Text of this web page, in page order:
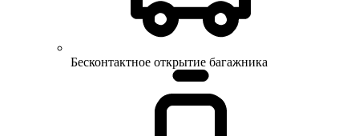
Бесконтактное открытие багажника